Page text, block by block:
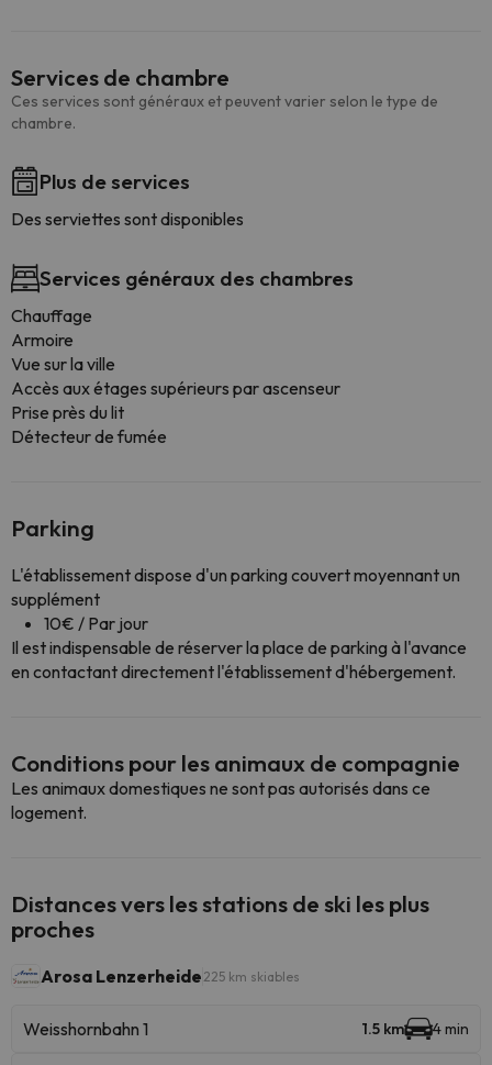
Services de chambre
Ces services sont généraux et peuvent varier selon le type de
chambre.
Plus de services
Des serviettes sont disponibles
Services généraux des chambres
Chauffage
Armoire
Vue sur la ville
Accès aux étages supérieurs par ascenseur
Prise près du lit
Détecteur de fumée
Parking
L'établissement dispose d'un parking couvert moyennant un
supplément
10€ / Par jour
Il est indispensable de réserver la place de parking à l'avance
en contactant directement l'établissement d'hébergement.
Conditions pour les animaux de compagnie
Les animaux domestiques ne sont pas autorisés dans ce
logement.
Distances vers les stations de ski les plus
proches
Arosa Lenzerheide 225 km skiables
Weisshornbahn 1 1.5 km 4 min